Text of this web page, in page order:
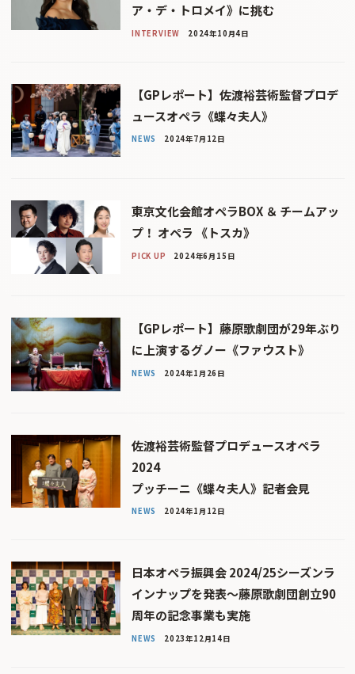
ア・デ・トロメイ》に挑む
INTERVIEW 2024年10月4日
【GPレポート】佐渡裕芸術監督プロデ
ュースオペラ《蝶々夫人》
NEWS 2024年7月12日
東京文化会館オペラBOX ＆ チームアッ
プ！ オペラ 《トスカ》
PICK UP 2024年6月15日
【GPレポート】藤原歌劇団が29年ぶり
に上演するグノー《ファウスト》
NEWS 2024年1月26日
佐渡裕芸術監督プロデュースオペラ
2024
プッチーニ《蝶々夫人》記者会見
NEWS 2024年1月12日
日本オペラ振興会 2024/25シーズンラ
インナップを発表〜藤原歌劇団創立90
周年の記念事業も実施
NEWS 2023年12月14日